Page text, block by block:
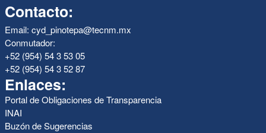
Contacto:
Email: cyd_pinotepa@tecnm.mx
Conmutador:
+52 (954) 54 3 53 05
+52 (954) 54 3 52 87
Enlaces:
Portal de Obligaciones de Transparencia
INAI
Buzón de Sugerencias